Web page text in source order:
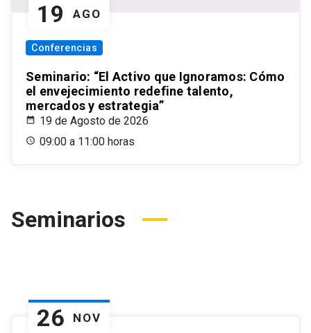
19 AGO
Conferencias
Seminario: “El Activo que Ignoramos: Cómo
el envejecimiento redefine talento,
mercados y estrategia”
19 de Agosto de 2026
09:00 a 11:00 horas
Seminarios
26 NOV